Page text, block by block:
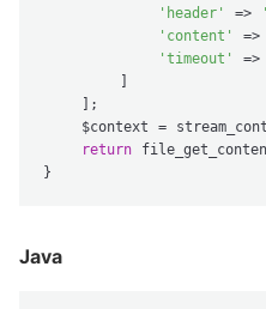
'header'
=>
'content'
=>
'timeout'
=>
    ];
$context =
return
Java